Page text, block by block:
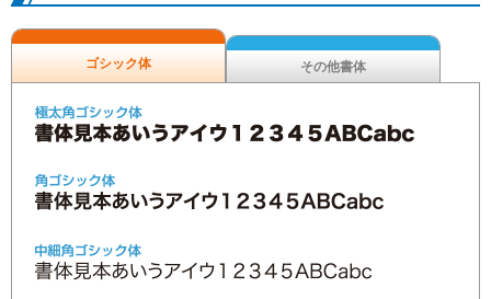
ゴシック体 その他書体